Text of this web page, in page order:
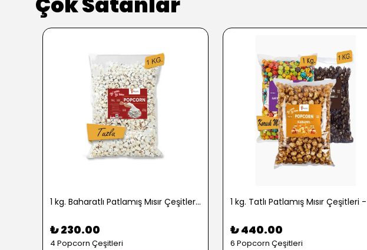
1 kg. Baharatlı Patlamış Mısır Çeşitleri - 2724
₺ 230.00
4 Popcorn Çeşitleri
₺ 440.00
6 Popcorn Çeşitleri